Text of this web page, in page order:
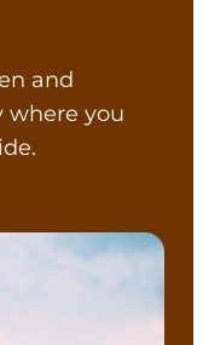
and
where you